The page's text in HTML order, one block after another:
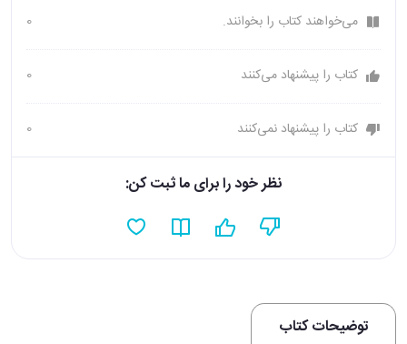
می‌خواهند کتاب را بخوانند. 0
کتاب را پیشنهاد می‌کنند 0
کتاب را پیشنهاد نمی‌کنند 0
نظر خود را برای ما ثبت کن:
توضیحات کتاب